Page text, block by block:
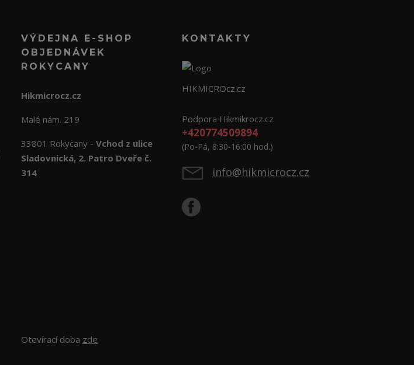
VÝDEJNA E-SHOP
OBJEDNÁVEK
ROKYCANY
Hikmicrocz.cz
Malé nám. 219
33801 Rokycany - Vchod z ulice
Sladovnická, 2. Patro Dveře č.
314
Otevírací doba zde
KONTAKTY
HIKMICROcz.cz
Podpora Hikmikrocz.cz
+420774509894
(Po-Pá, 8:30-16:00 hod.)
info@hikmicrocz.cz